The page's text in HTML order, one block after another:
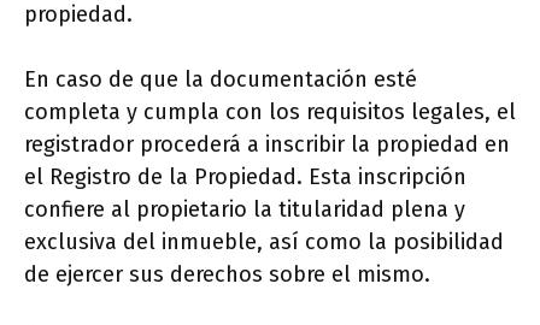
propiedad.
En caso de que la documentación esté
completa y cumpla con los requisitos legales, el
registrador procederá a inscribir la propiedad en
el Registro de la Propiedad. Esta inscripción
confiere al propietario la titularidad plena y
exclusiva del inmueble, así como la posibilidad
de ejercer sus derechos sobre el mismo.